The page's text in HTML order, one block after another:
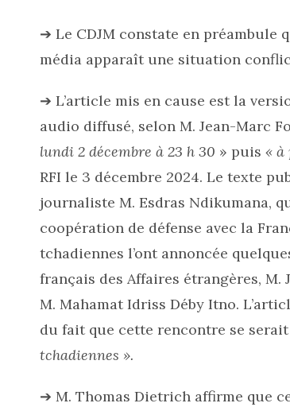
➔ Le CDJM constate en préambule
média apparaît une situation
➔ L’article mis en cause est la
audio diffusé, selon M. Jean-Marc
lundi 2 décembre à 23 h 30 » puis « à
RFI le 3 décembre 2024. Le texte
journaliste M. Esdras Ndikumana,
coopération de défense avec la
tchadiennes l’ont annoncée
français des Affaires étrangères,
M. Mahamat Idriss Déby Itno.
du fait que cette rencontre se serait
tchadiennes ».
➔ M. Thomas Dietrich affirme que